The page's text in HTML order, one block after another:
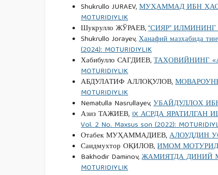
Shukrullo JURAEV,МУҲАММАД ИБН
MOTURIDIYLIK
Шукрулло ЖЎРАЕВ,“СИЯР”
Shukrullo Jorayev,Ҳанафий мазҳабида
(2024): MOTURIDIYLIK
Хабибулло САГДИЕВ,ТАҲОВИЙНИНГ
MOTURIDIYLIK
АБДУЛАТИФ АЛЛОҚУЛОВ,
MOTURIDIYLIK
Nematulla Nasrullayev,УБАЙДУЛЛОҲ
Азиз ТАЖИЕВ,IX АСРДА
Vol. 2 No. Maxsus son (2022):
Отабек МУҲАММАДИЕВ,АЛОУДДИН
Саидмухтор ОҚИЛОВ,ИМОМ
Bakhodir Daminov,ЖАМИЯТДА ДИНИЙ
MOTURIDIYLIK